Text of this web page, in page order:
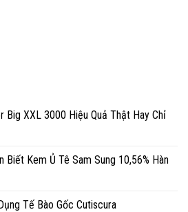
Big XXL 3000 Hiệu Quả Thật Hay Chỉ
Biết Kem Ủ Tê Sam Sung 10,56% Hàn
Tế Bào Gốc Cutiscura